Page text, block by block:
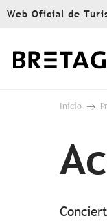
Aller
principal
Web Oficial de
Inicio